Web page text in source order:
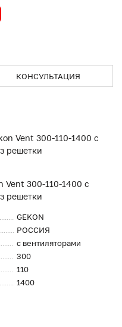
КОНСУЛЬТАЦИЯ
Vent 300-110-1400 с
решетки
GEKON
РОССИЯ
с вентиляторами
300
110
1400